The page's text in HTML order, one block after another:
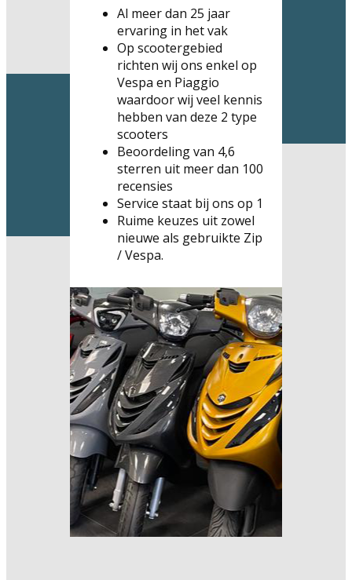
Al meer dan 25 jaar
ervaring in het vak
Op scootergebied
richten wij ons enkel op
Vespa en Piaggio ​
waardoor wij veel kennis
hebben van deze 2 type
scooters
⁠Beoordeling van 4,6
sterren uit meer dan 100
recensies
Service staat bij ons op 1
Ruime keuzes uit zowel
nieuwe als gebruikte Zip
/ Vespa.